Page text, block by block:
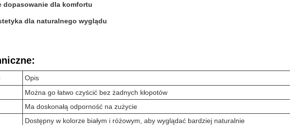
dopasowanie dla komfortu
dla naturalnego wyglądu
Opis
Można go łatwo czyścić bez żadnych kłopotów
Ma doskonałą odporność na zużycie
Dostępny w kolorze białym i różowym, aby wyglądać bardziej naturalnie